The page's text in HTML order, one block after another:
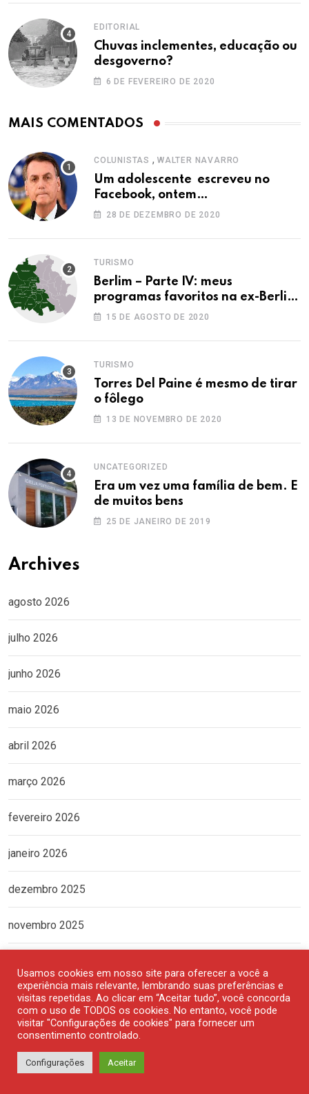
EDITORIAL
Chuvas inclementes, educação ou
desgoverno?
6 DE FEVEREIRO DE 2020
MAIS COMENTADOS
COLUNISTAS , WALTER NAVARRO
Um adolescente escreveu no
Facebook, ontem…
28 DE DEZEMBRO DE 2020
TURISMO
Berlim – Parte IV: meus
programas favoritos na ex-Berlim
Ocidental
15 DE AGOSTO DE 2020
TURISMO
Torres Del Paine é mesmo de tirar
o fôlego
13 DE NOVEMBRO DE 2020
UNCATEGORIZED
Era um vez uma família de bem. E
de muitos bens
25 DE JANEIRO DE 2019
Archives
agosto 2026
julho 2026
junho 2026
maio 2026
abril 2026
março 2026
fevereiro 2026
janeiro 2026
dezembro 2025
novembro 2025
setembro 2025
agosto 2025
julho 2025
Usamos cookies em nosso site para oferecer a você a
experiência mais relevante, lembrando suas preferências e
visitas repetidas. Ao clicar em “Aceitar tudo”, você concorda
com o uso de TODOS os cookies. No entanto, você pode
visitar "Configurações de cookies" para fornecer um
consentimento controlado.
Configurações Aceitar